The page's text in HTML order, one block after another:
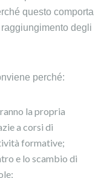
questo comporta
degli
perché:
la propria
a corsi di
formative;
e lo scambio di